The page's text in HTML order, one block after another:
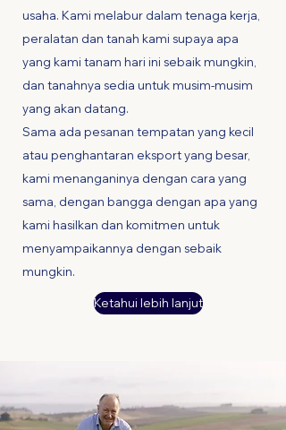
usaha. Kami melabur dalam tenaga kerja,
peralatan dan tanah kami supaya apa
yang kami tanam hari ini sebaik mungkin,
dan tanahnya sedia untuk musim-musim
yang akan datang.
Sama ada pesanan tempatan yang kecil
atau penghantaran eksport yang besar,
kami menanganinya dengan cara yang
sama, dengan bangga dengan apa yang
kami hasilkan dan komitmen untuk
menyampaikannya dengan sebaik
mungkin.
Ketahui lebih lanjut